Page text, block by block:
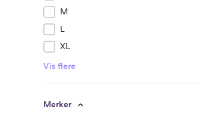
M
L
XL
Vis flere
Merker